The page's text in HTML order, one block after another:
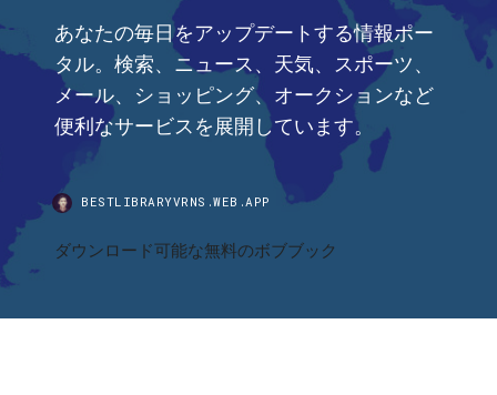
あなたの毎日をアップデートする情報ポー
タル。検索、ニュース、天気、スポーツ、
メール、ショッピング、オークションなど
便利なサービスを展開しています。
BESTLIBRARYVRNS.WEB.APP
ダウンロード可能な無料のボブブック